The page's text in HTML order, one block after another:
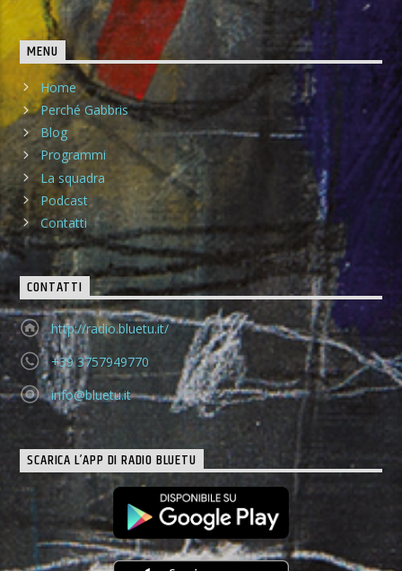
MENU
Home
Perché Gabbris
Blog
Programmi
La squadra
Podcast
Contatti
CONTATTI
http://radio.bluetu.it/
+39 3757949770
info@bluetu.it
SCARICA L’APP DI RADIO BLUETU